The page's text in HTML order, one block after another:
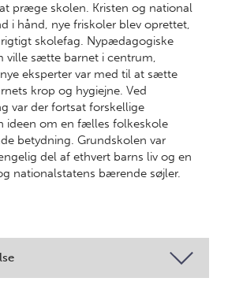
præge skolen. Kristen og national
i hånd, nye friskoler blev oprettet,
skolefag. Nypædagogiske
ville sætte barnet i centrum,
eksperter var med til at sætte
krop og hygiejne. Ved
var der fortsat forskellige
ideen om en fælles folkeskole
betydning. Grundskolen var
del af ethvert barns liv og en
nationalstatens bærende søjler.